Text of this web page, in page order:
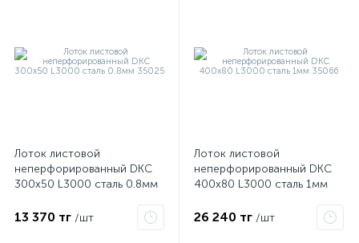
Лоток листовой
неперфорированный DKC
300х50 L3000 сталь 0.8мм
13 370 тг /шт
Лоток листовой
неперфорированный DKC
400х80 L3000 сталь 1мм
26 240 тг /шт